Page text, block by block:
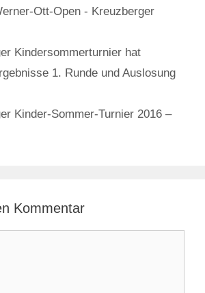
Ott-Open - Kreuzberger
Kindersommerturnier hat
1. Runde und Auslosung
Kinder-Sommer-Turnier 2016 –
Kommentar